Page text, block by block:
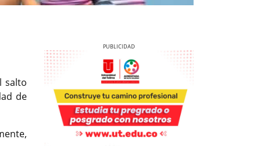
salto
de
Previous